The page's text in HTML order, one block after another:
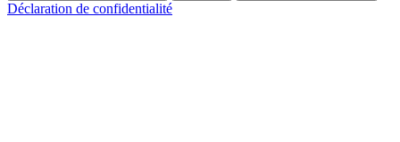
Déclaration de confidentialité